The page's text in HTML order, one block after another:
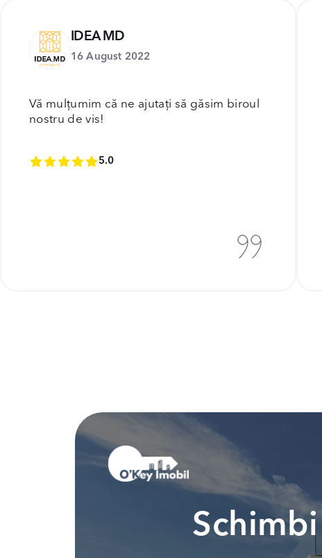
IDEA MD
16 August 2022
Vă mulțumim că ne ajutați să găsim biroul
nostru de vis!
5.0